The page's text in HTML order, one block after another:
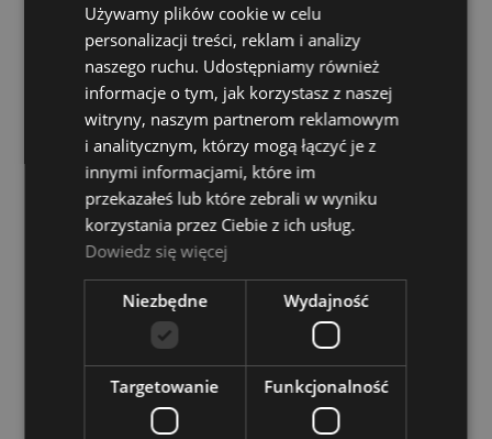
DO KOSZYKA
Adapter - Pig Hog PX-14BAN 6,3mm TS F Dual
Banana 6"
115,00 zł
DO KOSZYKA
Używamy plików cookie w celu
personalizacji treści, reklam i analizy
naszego ruchu. Udostępniamy również
informacje o tym, jak korzystasz z naszej
witryny, naszym partnerom reklamowym
i analitycznym, którzy mogą łączyć je z
innymi informacjami, które im
przekazałeś lub które zebrali w wyniku
korzystania przez Ciebie z ich usług.
Dowiedz się więcej
Niezbędne Wydajność
Targetowanie Funkcjonalność